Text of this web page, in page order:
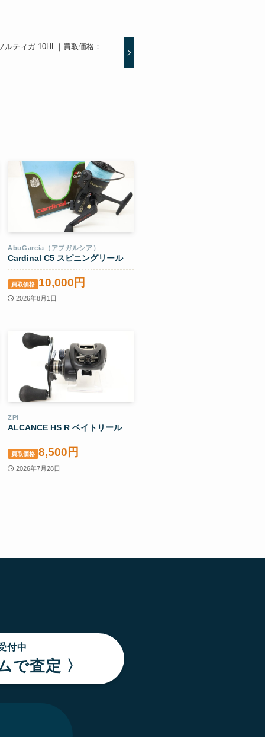
ティガ 10HL｜買取価格：
AbuGarcia（アブガルシア）
Cardinal C5 スピニングリール
買取価格 10,000円
2026年8月1日
ZPI
ALCANCE HS R ベイトリール
買取価格 8,500円
2026年7月28日
付中
で査定 〉